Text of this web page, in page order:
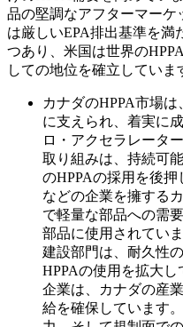
品の堅調なアフターマーケ
は厳しいEPA排出基準を満
つあり、米国は世界の
しての地位を確立していま
カナダのHPPA市場
に支えられ、着実に
ロ・アクセラレータ
取り組みは、持続可
のHPPAの採用を後
などの企業を擁する
で軽量な部品への需
部品に使用されてい
建設部門は、耐久性
HPPAの使用を拡大
企業は、カナダの産
給を確保しています